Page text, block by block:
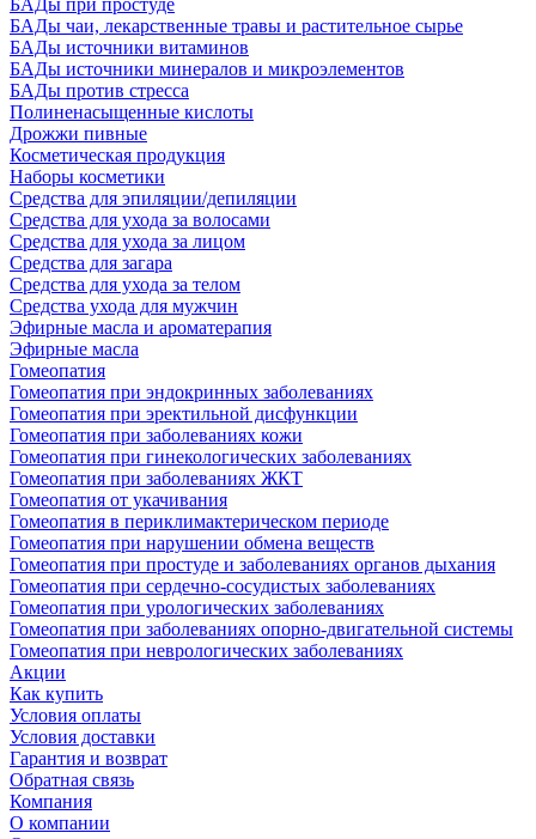
БАДы при простуде
БАДы чаи, лекарственные травы и растительное сырье
БАДы источники витаминов
БАДы источники минералов и микроэлементов
БАДы против стресса
Полиненасыщенные кислоты
Дрожжи пивные
Косметическая продукция
Наборы косметики
Средства для эпиляции/депиляции
Средства для ухода за волосами
Средства для ухода за лицом
Средства для загара
Средства для ухода за телом
Средства ухода для мужчин
Эфирные масла и ароматерапия
Эфирные масла
Гомеопатия
Гомеопатия при эндокринных заболеваниях
Гомеопатия при эректильной дисфункции
Гомеопатия при заболеваниях кожи
Гомеопатия при гинекологических заболеваниях
Гомеопатия при заболеваниях ЖКТ
Гомеопатия от укачивания
Гомеопатия в периклимактерическом периоде
Гомеопатия при нарушении обмена веществ
Гомеопатия при простуде и заболеваниях органов дыхания
Гомеопатия при сердечно-сосудистых заболеваниях
Гомеопатия при урологических заболеваниях
Гомеопатия при заболеваниях опорно-двигательной системы
Гомеопатия при неврологических заболеваниях
Акции
Как купить
Условия оплаты
Условия доставки
Гарантия и возврат
Обратная связь
Компания
О компании